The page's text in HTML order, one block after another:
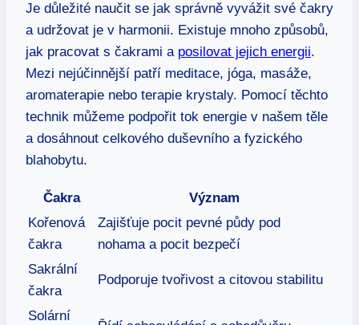
Je důležité naučit se jak správně vyvážit své čakry
a udržovat je v harmonii. Existuje mnoho způsobů,
jak pracovat s čakrami a posilovat jejich energii.
Mezi nejúčinnější patří meditace, jóga, masáže,
aromaterapie nebo terapie krystaly. Pomocí těchto
technik můžeme podpořit tok energie v našem těle
a dosáhnout celkového duševního a fyzického
blahobytu.
Čakra
Význam
Kořenová
čakra
Zajišťuje pocit pevné půdy pod
nohama a pocit bezpečí
Sakrální
čakra
Podporuje tvořivost a citovou stabilitu
Solární